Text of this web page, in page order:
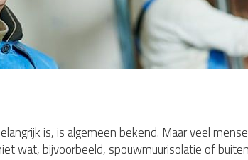
is, is algemeen bekend. Maar veel
wat, bijvoorbeeld, spouwmuurisolatie of